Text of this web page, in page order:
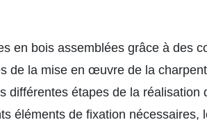
en bois assemblées grâce à des
de la mise en œuvre de la
différentes étapes de la réalisation
éléments de fixation nécessaires,